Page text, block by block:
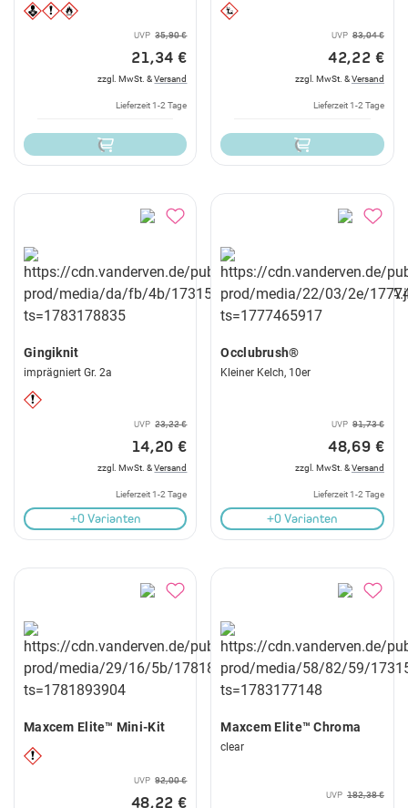
UVP 35,90 €
21,34 €
zzgl. MwSt. &Versand
Lieferzeit 1-2 Tage
UVP 83,04 €
42,22 €
zzgl. MwSt. &Versand
Lieferzeit 1-2 Tage
Gingiknit
imprägniert Gr. 2a
UVP 23,22 €
14,20 €
zzgl. MwSt. &Versand
Lieferzeit 1-2 Tage
+0 Varianten
Occlubrush®
Kleiner Kelch, 10er
UVP 91,73 €
48,69 €
zzgl. MwSt. &Versand
Lieferzeit 1-2 Tage
+0 Varianten
Maxcem Elite™ Mini-Kit
UVP 92,00 €
48,22 €
Maxcem Elite™ Chroma
clear
UVP 182,38 €